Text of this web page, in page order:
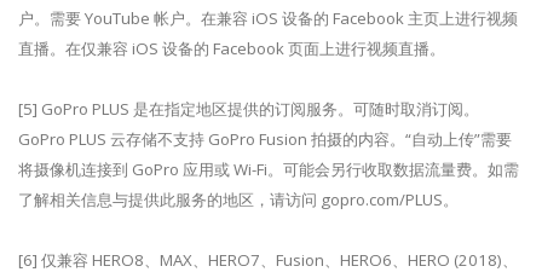
户。需要 YouTube 帐户。在兼容 iOS 设备的 Facebook 主页上进行视频
直播。在仅兼容 iOS 设备的 Facebook 页面上进行视频直播。
[5] GoPro PLUS 是在指定地区提供的订阅服务。可随时取消订阅。
GoPro PLUS 云存储不支持 GoPro Fusion 拍摄的内容。“自动上传”需要
将摄像机连接到 GoPro 应用或 Wi-Fi。可能会另行收取数据流量费。如需
了解相关信息与提供此服务的地区，请访问 gopro.com/PLUS。
[6] 仅兼容 HERO8、MAX、HERO7、Fusion、HERO6、HERO (2018)、